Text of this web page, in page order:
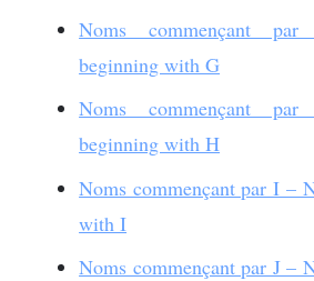
Noms commençant
beginning with G
Noms commençant
beginning with H
Noms commençant par I –
with I
Noms commençant par J –